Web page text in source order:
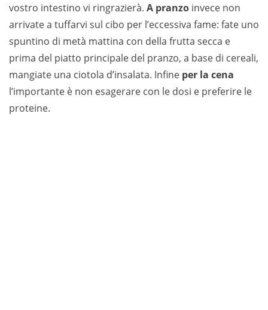
vostro intestino vi ringrazierà. A pranzo invece non
arrivate a tuffarvi sul cibo per l’eccessiva fame: fate uno
spuntino di metà mattina con della frutta secca e
prima del piatto principale del pranzo, a base di cereali,
mangiate una ciotola d’insalata. Infine per la cena
l’importante è non esagerare con le dosi e preferire le
proteine.